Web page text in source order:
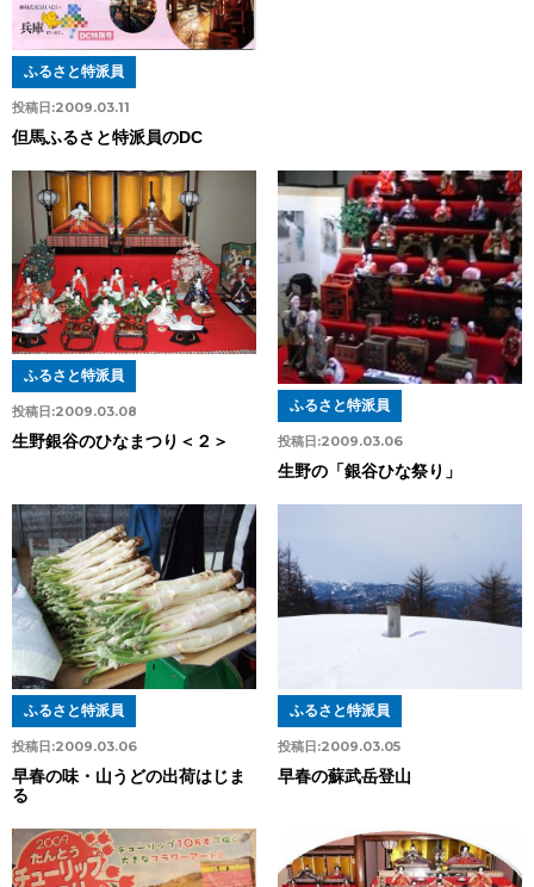
投稿日:2009.03.11
ふるさと特派員
但馬ふるさと特派員のDC
投稿日:2009.03.08
ふるさと特派員
生野銀谷のひなまつり＜２＞ 投稿日:2009.03.06
ふるさと特派員
生野の「銀谷ひな祭り」
投稿日:2009.03.06
ふるさと特派員
早春の味・山うどの出荷はじま
る
投稿日:2009.03.05
ふるさと特派員
早春の蘇武岳登山